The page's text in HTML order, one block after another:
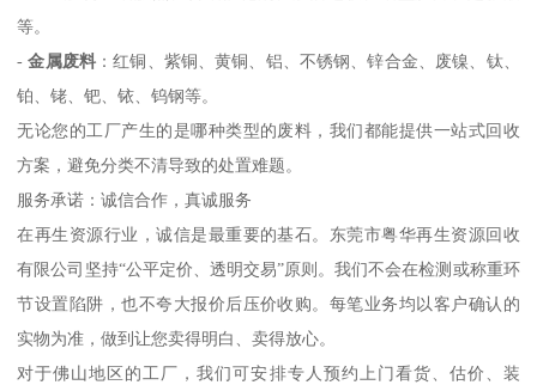
等。
-金属废料 ：红铜、紫铜、黄铜、铝、不锈钢、锌合金、废镍、钛、
铂、铑、钯、铱、钨钢等。
无论您的工厂产生的是哪种类型的废料，我们都能提供一站式回收
方案，避免分类不清导致的处置难题。
服务承诺：诚信合作，真诚服务
在再生资源行业，诚信是最重要的基石。东莞市粤华再生资源回收
有限公司坚持“公平定价、透明交易”原则。我们不会在检测或称重环
节设置陷阱，也不夸大报价后压价收购。每笔业务均以客户确认的
实物为准，做到让您卖得明白、卖得放心。
对于佛山地区的工厂，我们可安排专人预约上门看货、估价、装